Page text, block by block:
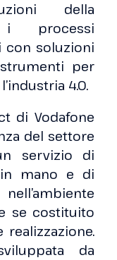
della
i processi
con soluzioni
per
4.0.
di Vodafone
del settore
servizio di
mano e di
se costituito
da